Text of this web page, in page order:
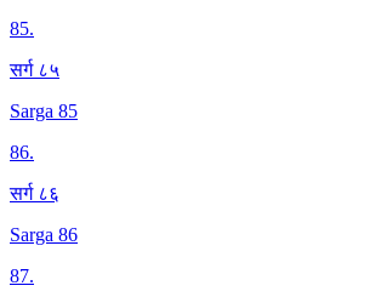
85.
सर्ग ८५
Sarga 85
86.
सर्ग ८६
Sarga 86
87.